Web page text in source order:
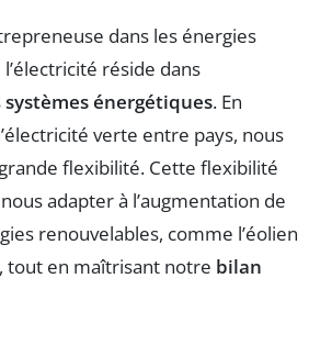
dans les énergies
l’électricité réside dans
systèmes énergétiques. En
verte entre pays, nous
flexibilité. Cette flexibilité
adapter à l’augmentation de
renouvelables, comme l’éolien
tout en maîtrisant notre bilan